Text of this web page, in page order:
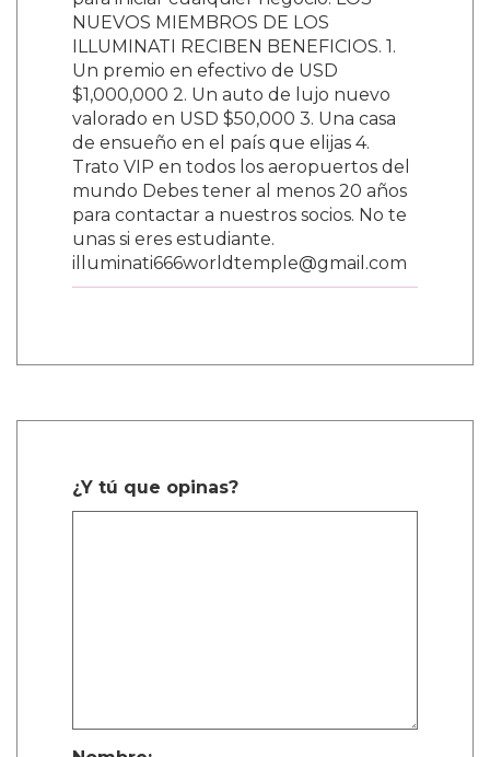
NUEVOS MIEMBROS DE LOS
ILLUMINATI RECIBEN BENEFICIOS. 1.
Un premio en efectivo de USD
$1,000,000 2. Un auto de lujo nuevo
valorado en USD $50,000 3. Una casa
de ensueño en el país que elijas 4.
Trato VIP en todos los aeropuertos del
mundo Debes tener al menos 20 años
para contactar a nuestros socios. No te
unas si eres estudiante.
illuminati666worldtemple@gmail.com
¿Y tú que opinas?